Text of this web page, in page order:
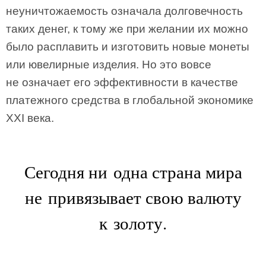
неуничтожаемость означала долговечность
таких денег, к тому же при желании их можно
было расплавить и изготовить новые монеты
или ювелирные изделия. Но это вовсе
не означает его эффективности в качестве
платежного средства в глобальной экономике
XXI века.
Сегодня ни одна страна мира
не привязывает свою валюту
к золоту.